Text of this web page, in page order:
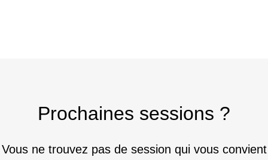
Prochaines sessions ?
Vous ne trouvez pas de session qui vous convient